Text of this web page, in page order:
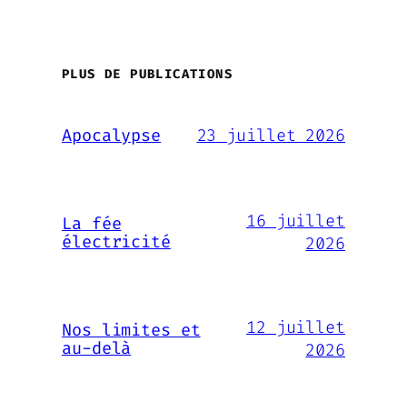
PLUS DE PUBLICATIONS
Apocalypse 23 juillet 2026
La fée
électricité
16 juillet
2026
Nos limites et
au-delà
12 juillet
2026